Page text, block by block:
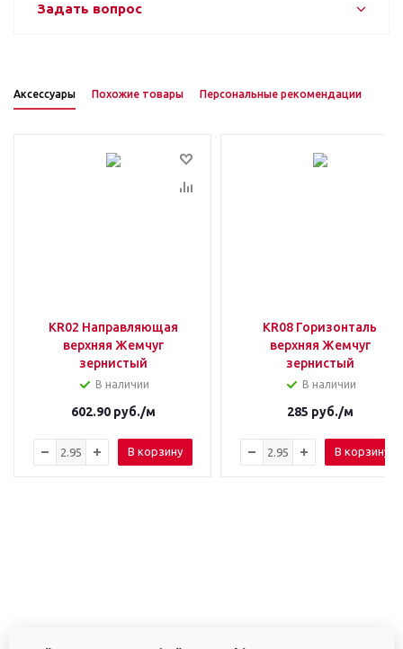
Задать вопрос
Аксессуары Похожие товары Персональные рекомендации
KR02 Направляющая
верхняя Жемчуг
зернистый
В наличии
602.90руб./м
В корзину
KR08 Горизонталь
верхняя Жемчуг
зернистый
В наличии
285 руб./м
В корзину